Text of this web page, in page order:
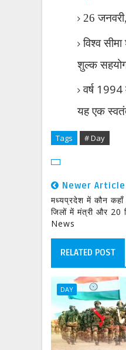
26 जनवरी
विश्व
शुल्क
वर्ष 1994
यह एक
Tags # Day
Newer Article
मध्यप्रदेश में कौन कहाँ
जिलों में मंत्री और
News
RELATED POST
DAY